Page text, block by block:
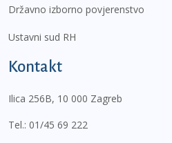
Državno izborno povjerenstvo
Ustavni sud RH
Kontakt
Ilica 256B, 10 000 Zagreb
Tel.: 01/45 69 222